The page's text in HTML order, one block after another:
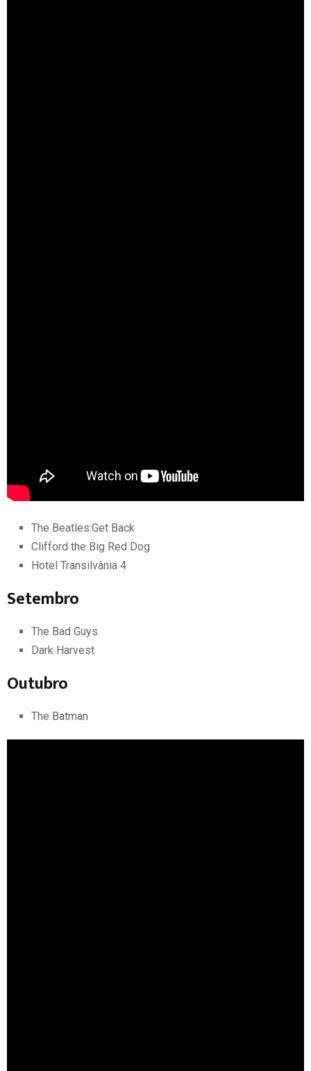
The Beatles:Get Back
Clifford the Big Red Dog
Hotel Transilvânia 4
Setembro
The Bad Guys
Dark Harvest
Outubro
The Batman